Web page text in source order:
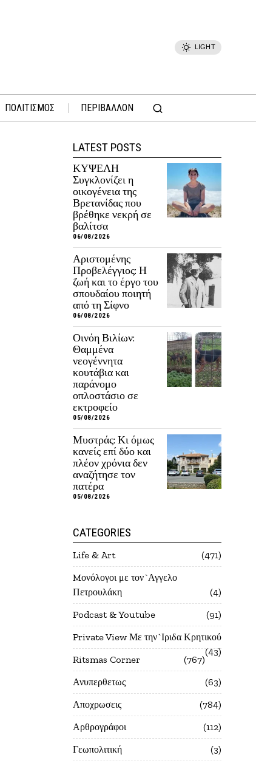
LIGHT
ΠΟΛΙΤΙΣΜΟΣ ΠΕΡΙΒΑΛΛΟΝ
LATEST POSTS
ΚΥΨΕΛΗ
Συγκλονίζει η
οικογένεια της
Βρετανίδας που
βρέθηκε νεκρή σε
βαλίτσα
06/08/2026
Αριστομένης
Προβελέγγιος: Η
ζωή και το έργο του
σπουδαίου ποιητή
από τη Σίφνο
06/08/2026
Οινόη Βιλίων:
Θαμμένα
νεογέννητα
κουτάβια και
παράνομο
οπλοστάσιο σε
εκτροφείο
05/08/2026
Μυστράς: Κι όμως
κανείς επί δύο και
πλέον χρόνια δεν
αναζήτησε τον
πατέρα
05/08/2026
CATEGORIES
Life & Art
471
Mονόλογοι με τον`Αγγελο
Πετρουλάκη
4
Podcast & Youtube
91
Private View Με την`Ιριδα Κρητικού
43
Ritsmas Corner
767
Ανυπερθετως
63
Αποχρωσεις
784
Αρθρογράφοι
112
Γεωπολιτική
3